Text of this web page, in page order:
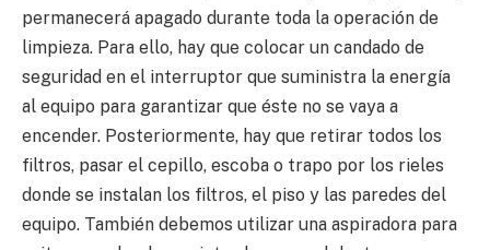
permanecerá apagado durante toda la operación de
limpieza. Para ello, hay que colocar un candado de
seguridad en el interruptor que suministra la energía
al equipo para garantizar que éste no se vaya a
encender. Posteriormente, hay que retirar todos los
filtros, pasar el cepillo, escoba o trapo por los rieles
donde se instalan los filtros, el piso y las paredes del
equipo. También debemos utilizar una aspiradora para